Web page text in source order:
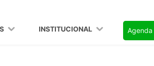
INSTITUCIONAL